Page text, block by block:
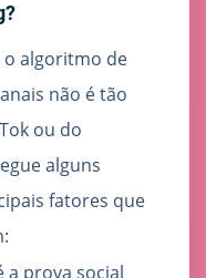
o algoritmo de
não é tão
ou do
alguns
fatores que
a prova social